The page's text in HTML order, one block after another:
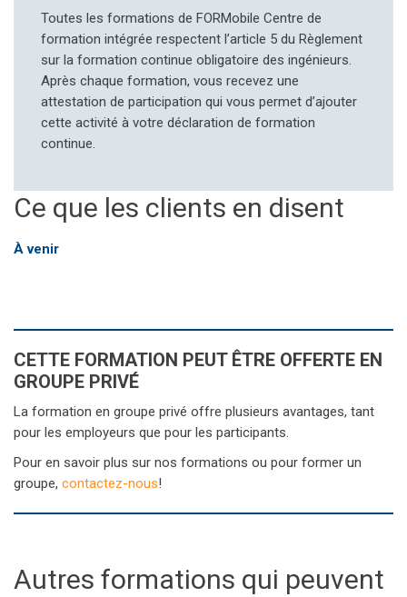
Toutes les formations de FORMobile Centre de
formation intégrée respectent l’article 5 du Règlement
sur la formation continue obligatoire des ingénieurs.
Après chaque formation, vous recevez une
attestation de participation qui vous permet d’ajouter
cette activité à votre déclaration de formation
continue.
Ce que les clients en disent
À venir
CETTE FORMATION PEUT ÊTRE OFFERTE EN
GROUPE PRIVÉ
La formation en groupe privé offre plusieurs avantages, tant
pour les employeurs que pour les participants.
Pour en savoir plus sur nos formations ou pour former un
groupe, contactez-nous!
Autres formations qui peuvent